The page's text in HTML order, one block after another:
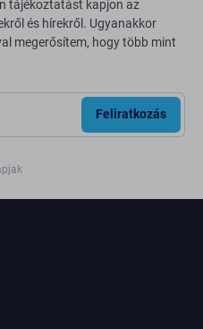
tájékoztatást kapjon az
és hírekről. Ugyanakkor
megerősítem, hogy több mint
Feliratkozás